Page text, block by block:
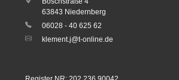
63843 Niedernberg
06028 - 40 625 62
klement.j@t-online.de